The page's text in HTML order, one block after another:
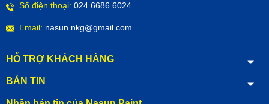
Số điện thoại: 024 6686 6024
Email: nasun.nkg@gmail.com
HỖ TRỢ KHÁCH HÀNG
BẢN TIN